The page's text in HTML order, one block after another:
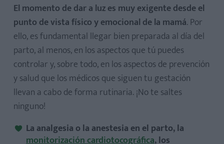
El momento de dar a luz es muy exigente desde el
punto de vista físico y emocional de la mamá. Por
ello, es fundamental llegar bien preparada al día del
parto, al menos, en los aspectos que tú puedes
controlar y, sobre todo, en los aspectos de prevención
y salud que los médicos que siguen tu gestación
llevan a cabo de forma rutinaria. ¡No te saltes
ninguno!
La analgesia o la anestesia en el parto, la
monitorización cardiotocográfica, los